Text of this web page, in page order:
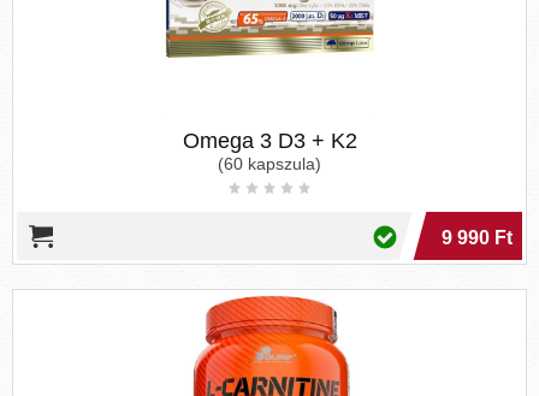
Omega 3 D3 + K2
(60 kapszula)
9 990 Ft